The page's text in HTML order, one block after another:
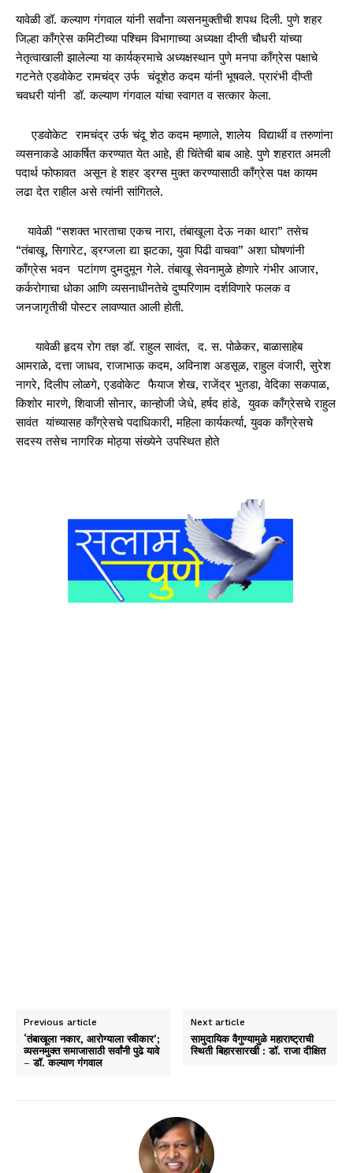
यावेळी डॉ. कल्याण गंगवाल यांनी सर्वांना व्यसनमुक्तीची शपथ दिली. पुणे शहर
जिल्हा काँग्रेस कमिटीच्या पश्चिम विभागाच्या अध्यक्षा दीप्ती चौधरी यांच्या
नेतृत्वाखाली झालेल्या या कार्यक्रमाचे अध्यक्षस्थान पुणे मनपा काँग्रेस पक्षाचे
गटनेते एडवोकेट रामचंद्र उर्फ चंदूशेठ कदम यांनी भूषवले. प्रारंभी दीप्ती
चवधरी यांनी डॉ. कल्याण गंगवाल यांचा स्वागत व सत्कार केला.
एडवोकेट रामचंद्र उर्फ चंदू शेठ कदम म्हणाले, शालेय विद्यार्थी व तरुणांना
व्यसनाकडे आकर्षित करण्यात येत आहे, ही चिंतेची बाब आहे. पुणे शहरात अमली
पदार्थ फोफावत असून हे शहर ड्रग्स मुक्त करण्यासाठी काँग्रेस पक्ष कायम
लढा देत राहील असे त्यांनी सांगितले.
यावेळी “सशक्त भारताचा एकच नारा, तंबाखूला देऊ नका थारा” तसेच
“तंबाखू, सिगारेट, ड्रग्जला द्या झटका, युवा पिढी वाचवा” अशा घोषणांनी
काँग्रेस भवन पटांगण दुमदुमून गेले. तंबाखू सेवनामुळे होणारे गंभीर आजार,
कर्करोगाचा धोका आणि व्यसनाधीनतेचे दुष्परिणाम दर्शविणारे फलक व
जनजागृतीची पोस्टर लावण्यात आली होती.
यावेळी हृदय रोग तज्ञ डॉ. राहुल सावंत, द. स. पोळेकर, बाळासाहेब
आमराळे, दत्ता जाधव, राजाभाऊ कदम, अविनाश अडसूळ, राहुल वंजारी, सुरेश
नागरे, दिलीप लोळगे, एडवोकेट फैयाज शेख, राजेंद्र भुतडा, वेदिका सकपाळ,
किशोर मारणे, शिवाजी सोनार, कान्होजी जेधे, हर्षद हांडे, युवक काँग्रेसचे राहुल
सावंत यांच्यासह काँग्रेसचे पदाधिकारी, महिला कार्यकर्त्या, युवक काँग्रेसचे
सदस्य तसेच नागरिक मोठ्या संख्येने उपस्थित होते
Previous article
‘तंबाखूला नकार, आरोग्याला स्वीकार’;
व्यसनमुक्त समाजासाठी सर्वांनी पुढे यावे
– डॉ. कल्याण गंगवाल
Next article
सामुदायिक वैगुण्यामुळे महाराष्ट्राची
स्थिती बिहारसारखी : डॉ. राजा दीक्षित